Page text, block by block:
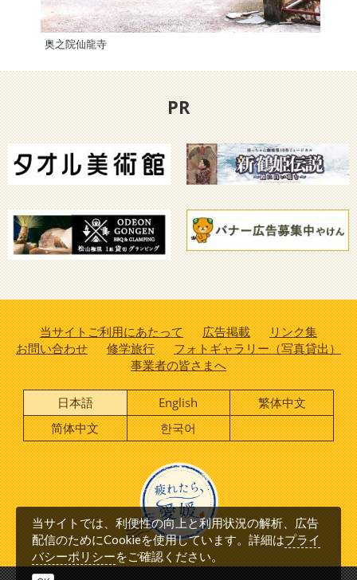
奥之院仙龍寺
PR
当サイトご利用にあたって 広告掲載
リンク集
お問い合わせ
修学旅行
フォトギャラリー（写真貸出）
事業者の皆さまへ
日本語 English
繁体中文
简体中文
한국어
当サイトでは、利便性の向上と利用状況の解析、広告
配信のためにCookieを使用しています。詳細はプライ
バシーポリシーをご確認ください。